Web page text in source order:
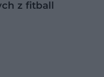
z fitball